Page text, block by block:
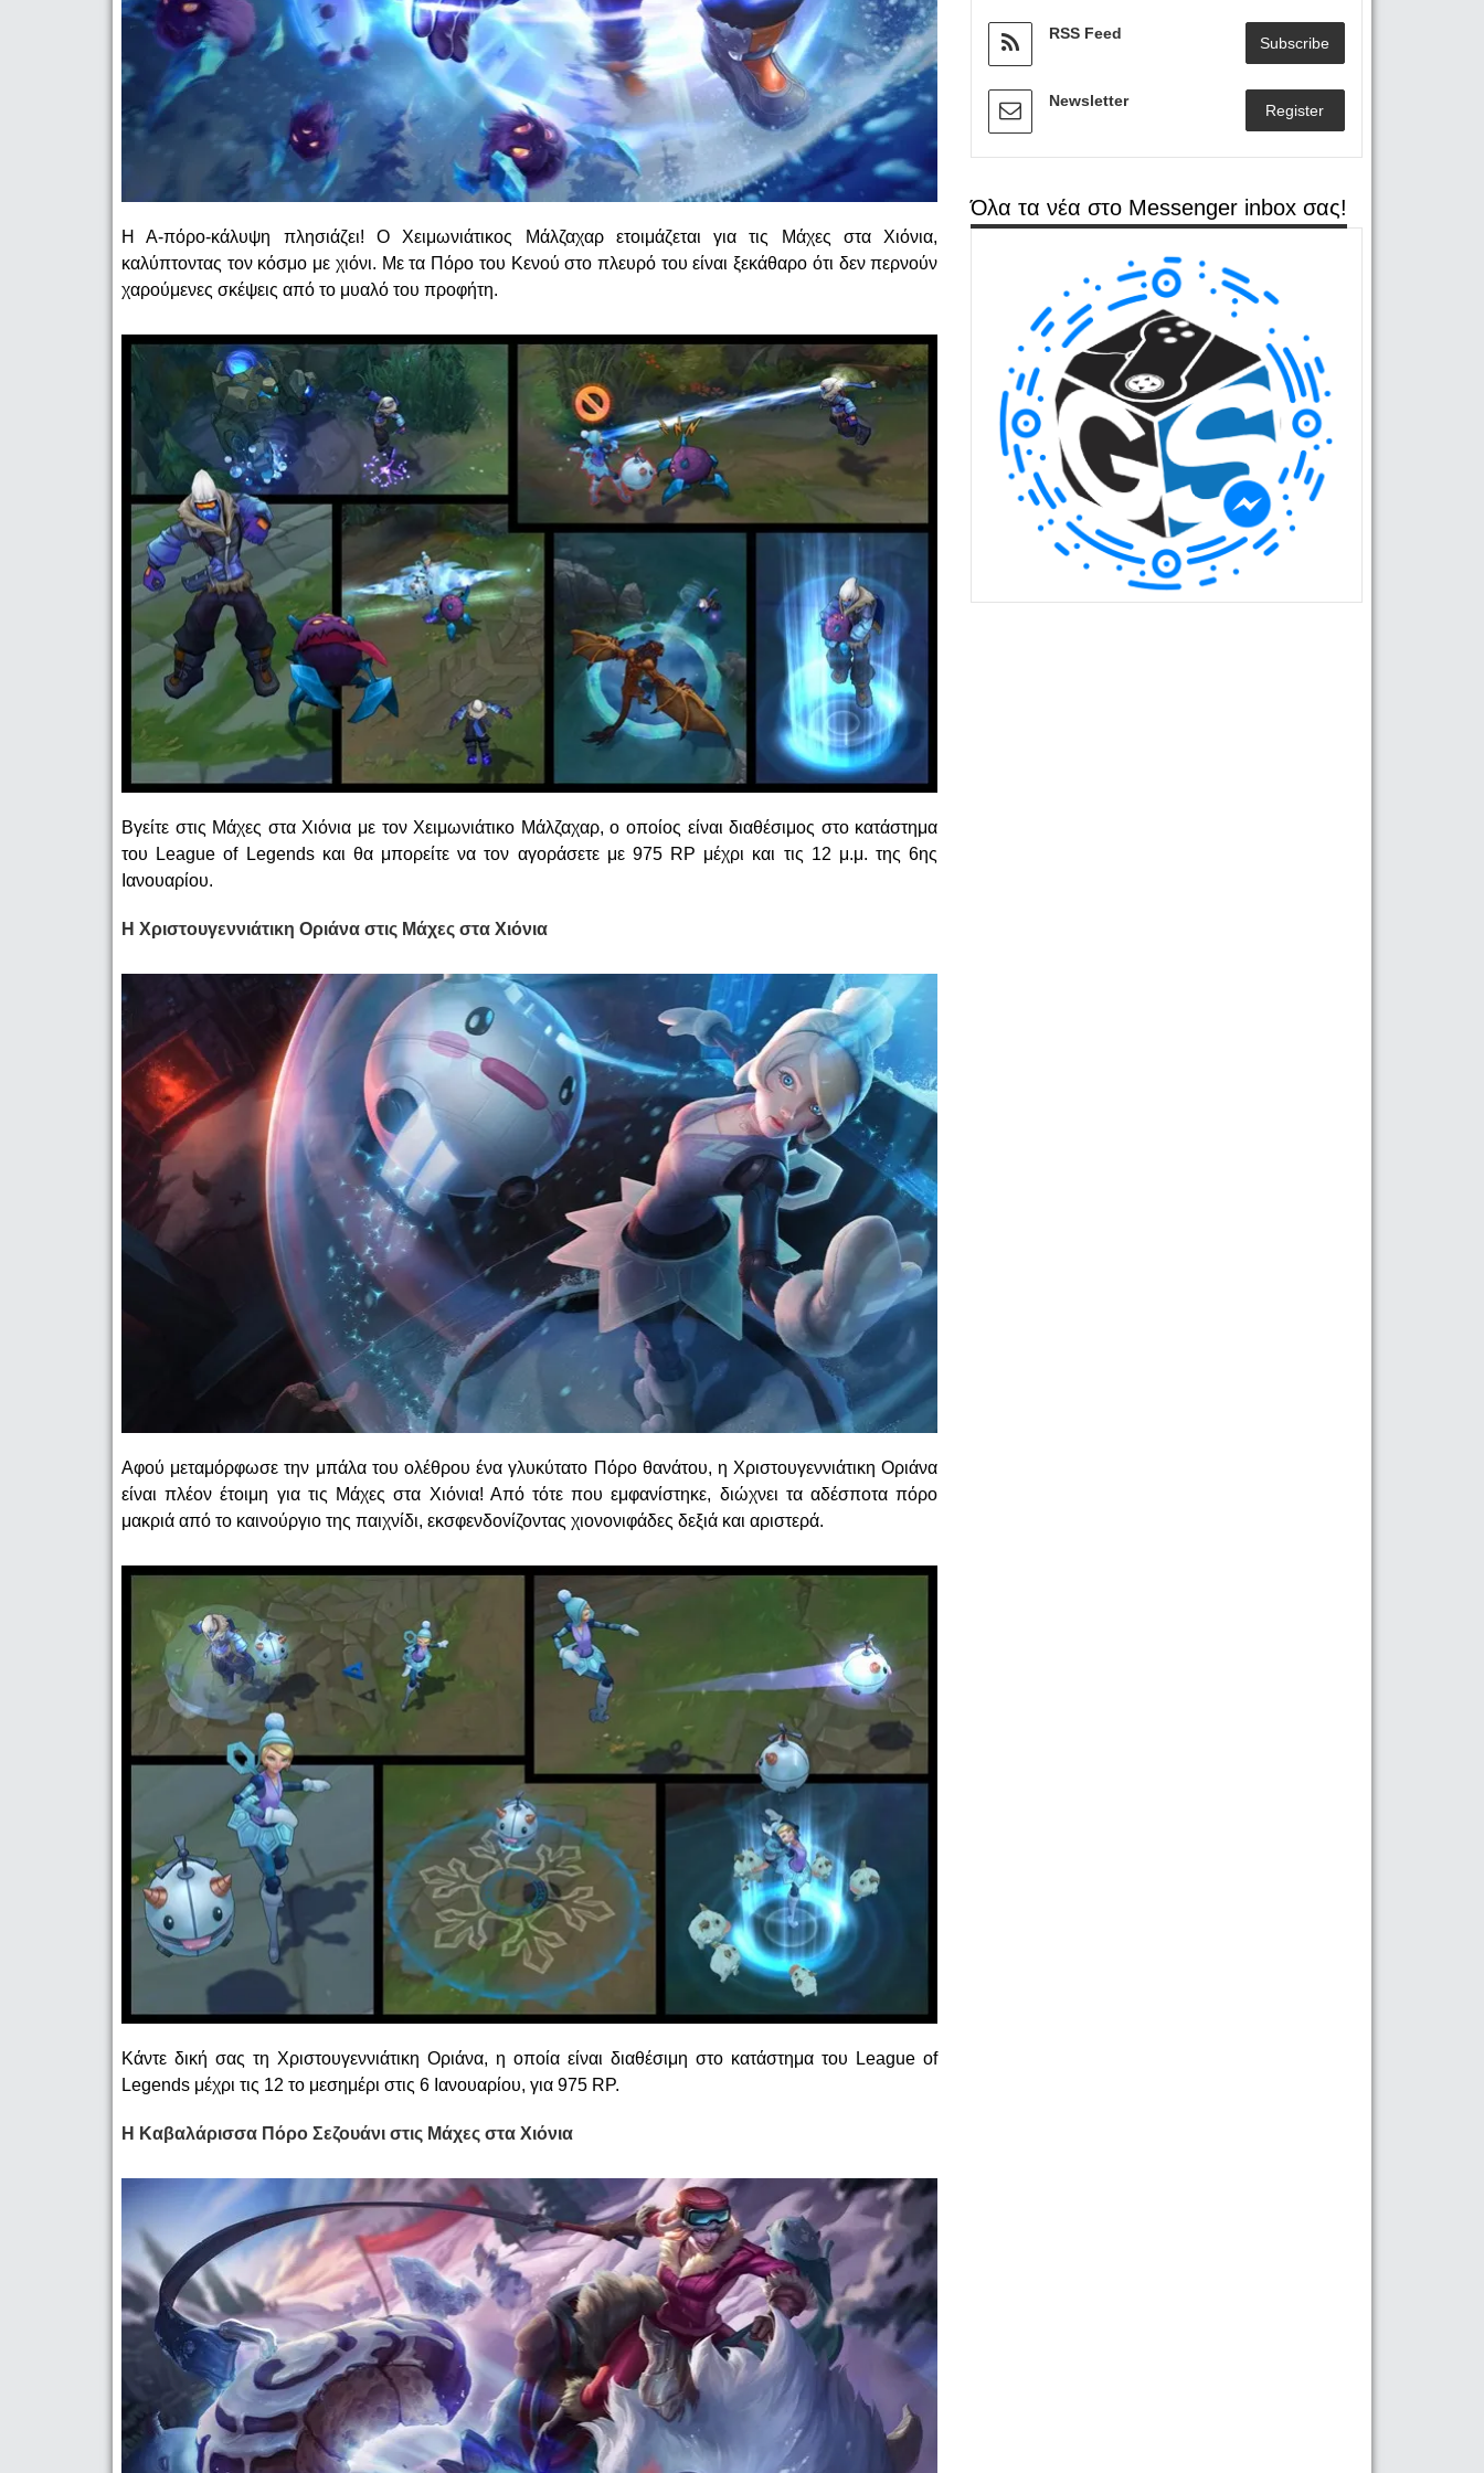
Η Α-πόρο-κάλυψη πλησιάζει! Ο Χειμωνιάτικος Μάλζαχαρ ετοιμάζεται για τις Μάχες στα Χιόνια,
καλύπτοντας τον κόσμο με χιόνι. Με τα Πόρο του Κενού στο πλευρό του είναι ξεκάθαρο ότι δεν περνούν
χαρούμενες σκέψεις από το μυαλό του προφήτη.
Βγείτε στις Μάχες στα Χιόνια με τον Χειμωνιάτικο Μάλζαχαρ, ο οποίος είναι διαθέσιμος στο κατάστημα
του League of Legends και θα μπορείτε να τον αγοράσετε με 975 RP μέχρι και τις 12 μ.μ. της 6ης
Ιανουαρίου.
Η Χριστουγεννιάτικη Οριάνα στις Μάχες στα Χιόνια
Αφού μεταμόρφωσε την μπάλα του ολέθρου ένα γλυκύτατο Πόρο θανάτου, η Χριστουγεννιάτικη Οριάνα
είναι πλέον έτοιμη για τις Μάχες στα Χιόνια! Από τότε που εμφανίστηκε, διώχνει τα αδέσποτα πόρο
μακριά από το καινούργιο της παιχνίδι, εκσφενδονίζοντας χιονονιφάδες δεξιά και αριστερά.
Κάντε δική σας τη Χριστουγεννιάτικη Οριάνα, η οποία είναι διαθέσιμη στο κατάστημα του League of
Legends μέχρι τις 12 το μεσημέρι στις 6 Ιανουαρίου, για 975 RP.
Η Καβαλάρισσα Πόρο Σεζουάνι στις Μάχες στα Χιόνια
RSS Feed
Subscribe
Newsletter
Register
Όλα τα νέα στο Messenger inbox σας!